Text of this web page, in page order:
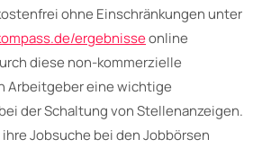
ohne Einschränkungen unter
ergebnisseonline
diese non-kommerzielle
Arbeitgeber eine wichtige
der Schaltung von Stellenanzeigen.
Jobsuche bei den Jobbörsen